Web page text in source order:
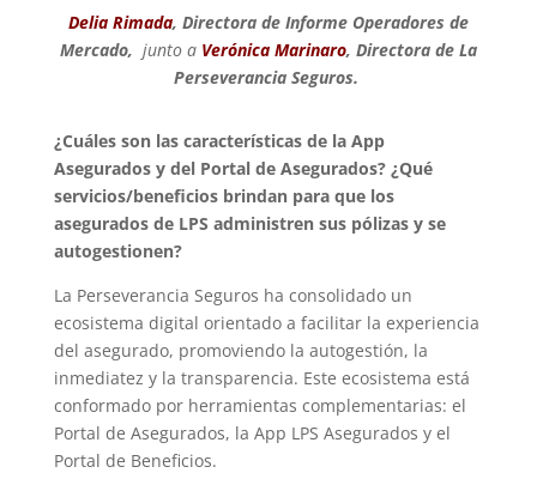
Delia Rimada, Directora de Informe Operadores de
Mercado, junto a Verónica Marinaro, Directora de La
Perseverancia Seguros.
¿Cuáles son las características de la App
Asegurados y del Portal de Asegurados? ¿Qué
servicios/beneficios brindan para que los
asegurados de LPS administren sus pólizas y se
autogestionen?
La Perseverancia Seguros ha consolidado un
ecosistema digital orientado a facilitar la experiencia
del asegurado, promoviendo la autogestión, la
inmediatez y la transparencia. Este ecosistema está
conformado por herramientas complementarias: el
Portal de Asegurados, la App LPS Asegurados y el
Portal de Beneficios.